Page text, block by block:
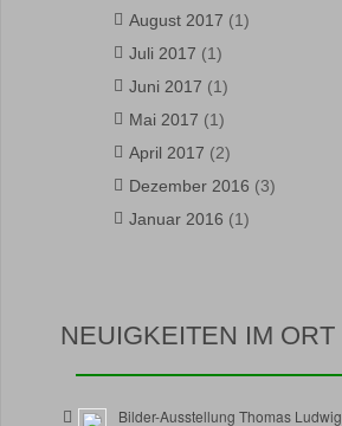
August 2017 (1)
Juli 2017 (1)
Juni 2017 (1)
Mai 2017 (1)
April 2017 (2)
Dezember 2016 (3)
Januar 2016 (1)
NEUIGKEITEN IM ORT
Bilder-Ausstellung Thomas Ludwig